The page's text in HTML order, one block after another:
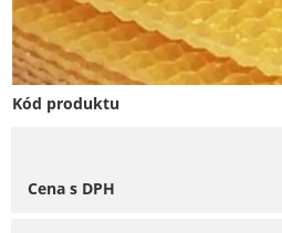
Kód produktu
Cena s DPH